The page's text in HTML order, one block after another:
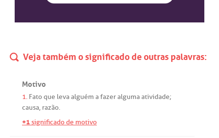
Veja também o significado de outras palavras:
Motivo
1. Fatoque levaalguém afazeralgumaatividade;
causa, razão.
+1significado de motivo